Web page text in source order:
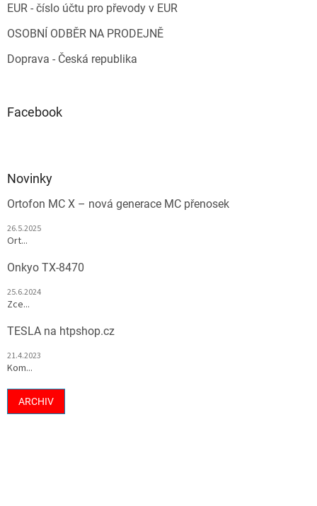
EUR - číslo účtu pro převody v EUR
OSOBNÍ ODBĚR NA PRODEJNĚ
Doprava - Česká republika
Facebook
Novinky
Ortofon MC X – nová generace MC přenosek
26.5.2025
Ort...
Onkyo TX-8470
25.6.2024
Zce...
TESLA na htpshop.cz
21.4.2023
Kom...
ARCHIV